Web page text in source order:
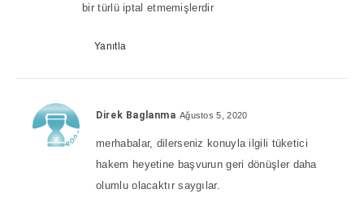
bir türlü iptal etmemişlerdir
Yanıtla
Direk Baglanma Ağustos 5, 2020
merhabalar, dilerseniz konuyla ilgili tüketici
hakem heyetine başvurun geri dönüşler daha
olumlu olacaktır saygılar.